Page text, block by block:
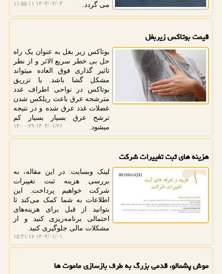
می گردد.
۱۴۰۴/۰۲/۰۴ ۱۱:۵۵:۱۱
قیمت بوتاکس زیربغل
بوتاکس زیر بغل به عنوان یک راه
حل بی خطر سریع الاثر و از نظر
تاثیر گذاری فوق العاده میتواند
مشکل گشا باشد. با تزریق
بوتاکس در نواحی اطراف غدد
مترشحه عرق باعث ریلکس شدن
عضلات غدد عرق شده و در نتیجه
ترشح عرق بسیار بسیار کم
میشود.
۱۴۰۴/۰۱/۲۶ ۱۴:۰۰:۲۹
هزینه های ثبت تغییرات شرکت
لینک وبسایت: در این مقاله، به
بررسی هزینه ثبت تغییرات
شرکت خواهیم پرداخت. این
اطلاعات به شما کمک می‌کند تا
بتوانید از قبل برای هزینه‌های
احتمالی برنامه‌ریزی کنید و از
مشکلات مالی جلوگیری کنید.
۱۴۰۴/۰۱/۰۱ ۱۵:۴۱:۱۷
موش پشمالو، قدمی بزرگ به طرف بازسازی ماموت ها